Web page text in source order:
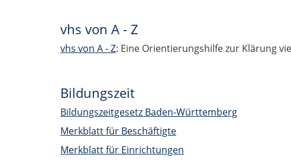
vhs von A - Z
vhs von A - Z: Eine Orientierungshilfe zur Klärung
Bildungszeit
Bildungszeitgesetz Baden-Württemberg
Merkblatt für Beschäftigte
Merkblatt für Einrichtungen